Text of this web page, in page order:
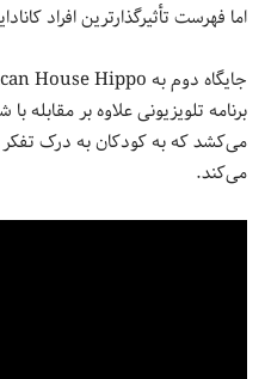
اما فهرست تأثیرگذارترین افراد
برنامه تلویزیونی علاوه بر مقابله
می‌کشد که به کودکان به درک
می‌کند.